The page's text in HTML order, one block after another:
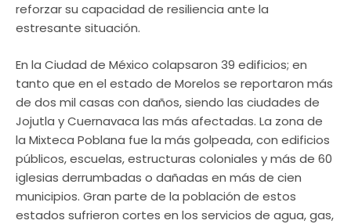
reforzar su capacidad de resiliencia ante la
estresante situación.
En la Ciudad de México colapsaron 39 edificios; en
tanto que en el estado de Morelos se reportaron más
de dos mil casas con daños, siendo las ciudades de
Jojutla y Cuernavaca las más afectadas. La zona de
la Mixteca Poblana fue la más golpeada, con edificios
públicos, escuelas, estructuras coloniales y más de 60
iglesias derrumbadas o dañadas en más de cien
municipios. Gran parte de la población de estos
estados sufrieron cortes en los servicios de agua, gas,